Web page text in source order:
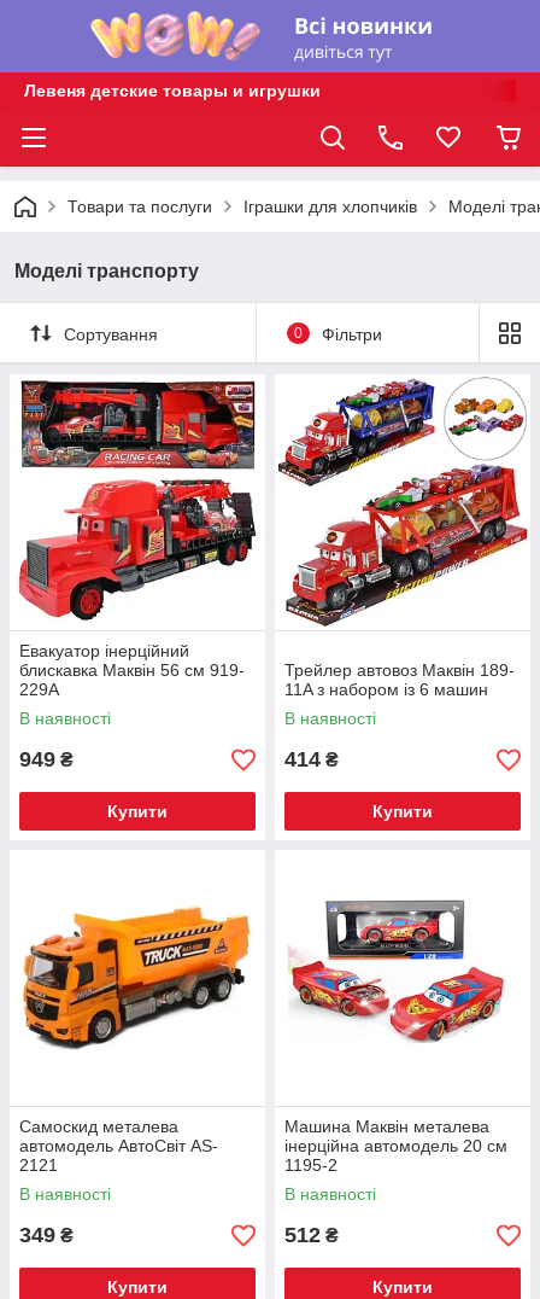
Левеня детские товары и игрушки
Товари та послуги Іграшки для хлопчиків Моделі
Моделі транспорту
Сортування 0 Фільтри
Евакуатор інерційний
блискавка Маквін 56 см 919-
229A
В наявності
949 ₴
Купити
Трейлер автовоз Маквін 189-
11A з набором із 6 машин
В наявності
414 ₴
Купити
Самоскид металева
автомодель АвтоСвіт AS-
2121
В наявності
349 ₴
Купити
Машина Маквін металева
інерційна автомодель 20 см
1195-2
В наявності
512 ₴
Купити